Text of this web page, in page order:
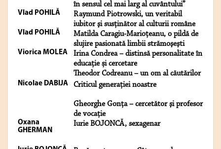
în sensul cel mai larg al cuvântului”
Vlad POHILĂ
Raymund Piotrowski, un veritabil
iubitor şi susţinător al culturii române
Vlad POHILĂ
Matilda Caragiu-Marioţeanu, o pildă de
slujire pasionată limbii strămoşeşti
Viorica MOLEA
Irina Condrea – distinsă personalitate în
educație și cercetare
Theodor Codreanu – un om al căutărilor
Nicolae DABIJA Criticul generaţiei noastre
Gheorghe Gonţa – cercetător şi profesor
de vocaţie
Oxana
GHERMAN
Iurie BOJONCĂ, sexagenar